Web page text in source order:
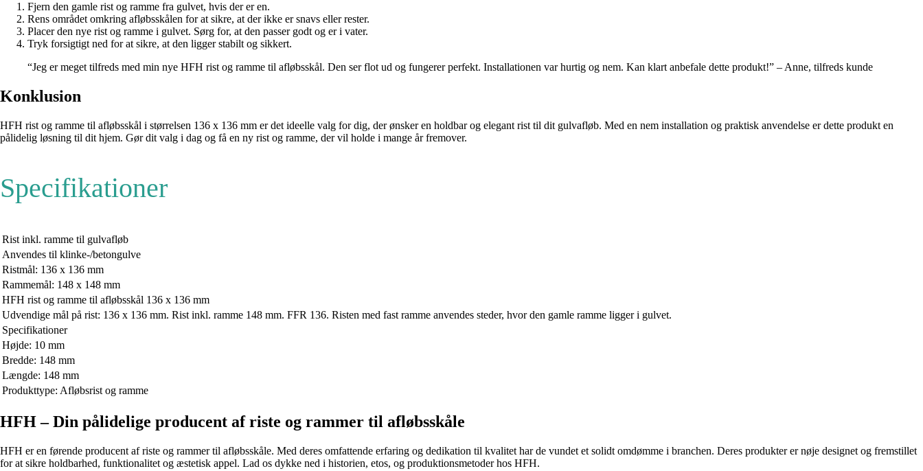
Fjern den gamle rist og ramme fra gulvet, hvis der er en.
Rens området omkring afløbsskålen for at sikre, at der ikke er snavs eller rester.
Placer den nye rist og ramme i gulvet. Sørg for, at den passer godt og er i vater.
Tryk forsigtigt ned for at sikre, at den ligger stabilt og sikkert.
“Jeg er meget tilfreds med min nye HFH rist og ramme til afløbsskål. Den ser flot ud og fungerer perfekt. Installationen var hurtig og nem. Kan klart anbefale dette produkt!” – Anne, tilfreds kunde
Konklusion
HFH rist og ramme til afløbsskål i størrelsen 136 x 136 mm er det ideelle valg for dig, der ønsker en holdbar og elegant rist til dit gulvafløb. Med en nem installation og praktisk anvendelse er dette produkt en
pålidelig løsning til dit hjem. Gør dit valg i dag og få en ny rist og ramme, der vil holde i mange år fremover.
Specifikationer
Rist inkl. ramme til gulvafløb
Anvendes til klinke-/betongulve
Ristmål: 136 x 136 mm
Rammemål: 148 x 148 mm
HFH rist og ramme til afløbsskål 136 x 136 mm
Udvendige mål på rist: 136 x 136 mm. Rist inkl. ramme 148 mm. FFR 136. Risten med fast ramme anvendes steder, hvor den gamle ramme ligger i gulvet.
Specifikationer
Højde: 10 mm
Bredde: 148 mm
Længde: 148 mm
Produkttype: Afløbsrist og ramme
HFH – Din pålidelige producent af riste og rammer til afløbsskåle
HFH er en førende producent af riste og rammer til afløbsskåle. Med deres omfattende erfaring og dedikation til kvalitet har de vundet et solidt omdømme i branchen. Deres produkter er nøje designet og fremstillet
for at sikre holdbarhed, funktionalitet og æstetisk appel. Lad os dykke ned i historien, etos, og produktionsmetoder hos HFH.